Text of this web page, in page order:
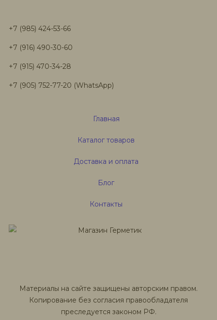
+7 (985) 424-53-66
+7 (916) 490-30-60
+7 (915) 470-34-28
+7 (905) 752-77-20 (WhatsApp)
Главная
Каталог товаров
Доставка и оплата
Блог
Контакты
Материалы на сайте защищены авторским правом.
Копирование без согласия правообладателя
преследуется законом РФ.